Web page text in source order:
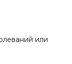
или